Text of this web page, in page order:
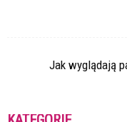
Jak wyglądają